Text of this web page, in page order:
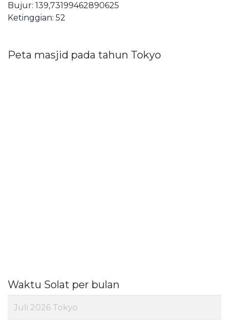
Bujur: 139,73199462890625
Ketinggian: 52
Peta masjid pada tahun Tokyo
Waktu Solat per bulan
Juli 2026 Tokyo